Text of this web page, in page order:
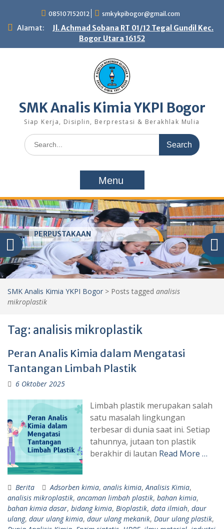
content
085107152012 smkykpibogor@gmail.com
Alamat:
Jl. Achmad Sobana RT 01/12 Tegal Gundil Kec.
Bogor Utara 16152
SMK Analis Kimia YKPI Bogor
Siap Kerja, Disiplin, Berprestasi & Berakhlak Mulia
Search
for:
Menu
PERPUSTAKAAN
SMK Analis Kimia YKPI Bogor > Posts tagged analisis
mikroplastik
Tag: analisis mikroplastik
Peran Analis Kimia dalam Mengatasi
Tantangan Limbah Plastik
6 Oktober 2025
Limbah plastik merupakan salah
satu masalah lingkungan
terbesar di dunia saat ini. Setiap
tahunnya, jutaan ton plastik
berakhir di lautan Read More …
Berita Adsorben kimia, analis kimia, Analisis Kimia,
analisis mikroplastik, ancaman limbah plastik, bahan kimia,
bahan kimia dasar, bidang kimia, Bioplastik, data ilmiah, daur
ulang, daur ulang kimia, daur ulang mekanik, Daur ulang plastik,